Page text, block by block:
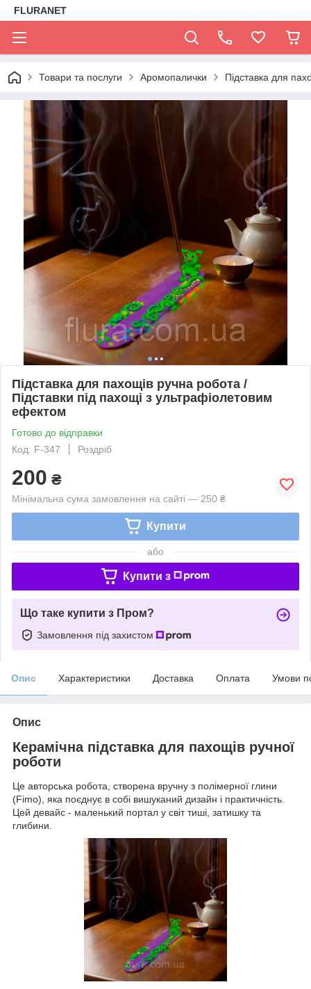
FLURANET
Товари та послуги Аромопалички Підставка для
Підставка для пахощів ручна робота /
Підставки під пахощі з ультрафіолетовим
ефектом
Готово до відправки
Код: F-347
Роздріб
200 ₴
Мінімальна сума замовлення на сайті — 250 ₴
Купити
або
Купити з
Що таке купити з Пром?
Замовлення під захистом
Опис Характеристики Доставка Оплата Умови
Опис
Керамічна підставка для пахощів ручної
роботи
Це авторська робота, створена вручну з полімерної глини
(Fimo), яка поєднує в собі вишуканий дизайн і практичність.
Цей девайс - маленький портал у світ тиші, затишку та
глибини.